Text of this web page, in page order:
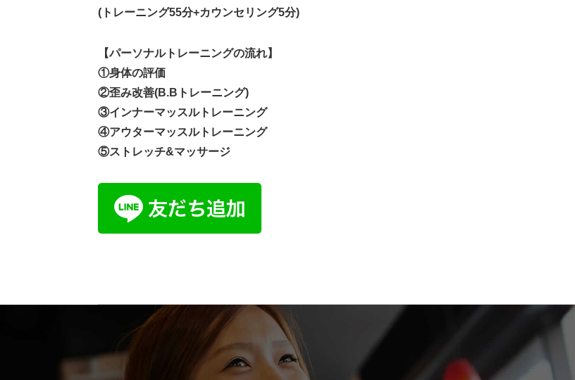
(トレーニング55分+カウンセリング5分)
【パーソナルトレーニングの流れ】
①身体の評価
②歪み改善(B.Bトレーニング)
③インナーマッスルトレーニング
④アウターマッスルトレーニング
⑤ストレッチ&マッサージ